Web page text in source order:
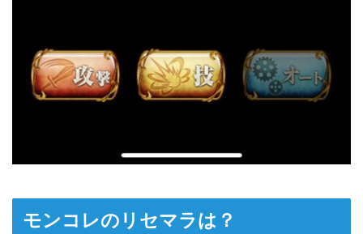
モンコレのリセマラは？